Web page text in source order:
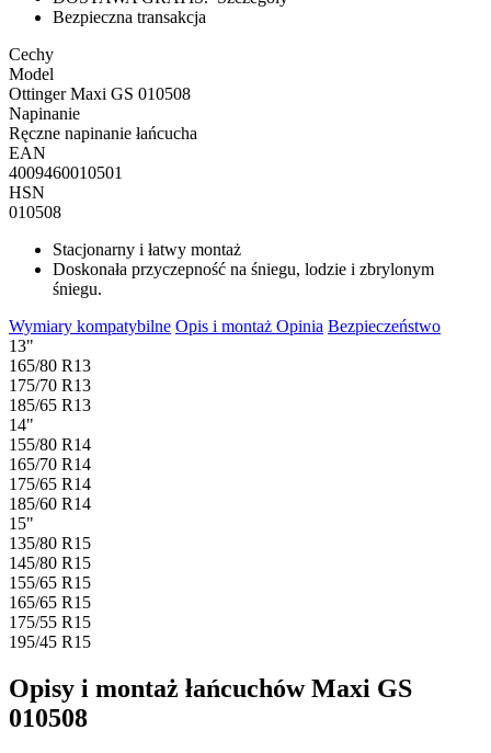
Bezpieczna transakcja
Cechy
Model
Ottinger Maxi GS 010508
Napinanie
Ręczne napinanie łańcucha
EAN
4009460010501
HSN
010508
Stacjonarny i łatwy montaż
Doskonała przyczepność na śniegu, lodzie i zbrylonym
śniegu.
Wymiary kompatybilne Opis i montaż Opinia Bezpieczeństwo
13"
165/80 R13
175/70 R13
185/65 R13
14"
155/80 R14
165/70 R14
175/65 R14
185/60 R14
15"
135/80 R15
145/80 R15
155/65 R15
165/65 R15
175/55 R15
195/45 R15
Opisy i montaż łańcuchów Maxi GS
010508